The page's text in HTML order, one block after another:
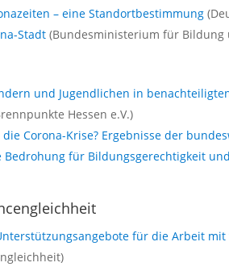
– eine Standortbestimmung
Stadt (Bundesministerium für Bildung
und Jugendlichen in
Hessen e.V.)
Corona-Krise? Ergebnisse der
Bedrohung für Bildungsgerechtigkeit
für die Arbeit